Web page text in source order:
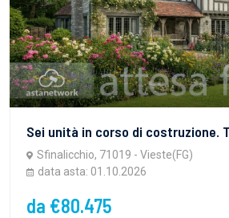
Sfinalicchio, 71019 - Vieste(FG)
data asta: 01.10.2026
da €80.475